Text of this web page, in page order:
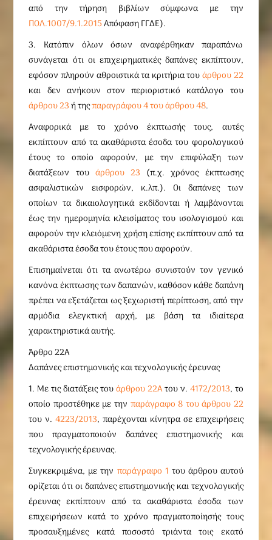
από την τήρηση βιβλίων σύμφωνα με την
ΠΟΛ.1007/9.1.2015Απόφαση ΓΓΔΕ).
3. Κατόπιν όλων όσων αναφέρθηκαν παραπάνω
συνάγεται ότι οι επιχειρηματικές δαπάνες εκπίπτουν,
εφόσον πληρούν αθροιστικά τα κριτήρια τουάρθρου 22
και δεν ανήκουν στον περιοριστικό κατάλογο του
άρθρου 23ή τηςπαραγράφου 4 του άρθρου 48.
Αναφορικά με το χρόνο έκπτωσής τους, αυτές
εκπίπτουν από τα ακαθάριστα έσοδα του φορολογικού
έτους το οποίο αφορούν, με την επιφύλαξη των
διατάξεων του άρθρου 23 (π.χ. χρόνος έκπτωσης
ασφαλιστικών εισφορών, κ.λπ.). Οι δαπάνες των
οποίων τα δικαιολογητικά εκδίδονται ή λαμβάνονται
έως την ημερομηνία κλεισίματος του ισολογισμού και
αφορούν την κλειόμενη χρήση επίσης εκπίπτουν από τα
ακαθάριστα έσοδα του έτους που αφορούν.
Επισημαίνεται ότι τα ανωτέρω συνιστούν τον γενικό
κανόνα έκπτωσης των δαπανών, καθόσον κάθε δαπάνη
πρέπει να εξετάζεται ως ξεχωριστή περίπτωση, από την
αρμόδια ελεγκτική αρχή, με βάση τα ιδιαίτερα
χαρακτηριστικά αυτής.
Άρθρο 22Α
Δαπάνες επιστημονικής και τεχνολογικής έρευνας
1. Με τις διατάξεις τουάρθρου 22Ατου ν. 4172/2013, το
οποίο προστέθηκε με την παράγραφο 8 του άρθρου 22
του ν.4223/2013, παρέχονται κίνητρα σε επιχειρήσεις
που πραγματοποιούν δαπάνες επιστημονικής και
τεχνολογικής έρευνας.
Συγκεκριμένα, με την παράγραφο 1 του άρθρου αυτού
ορίζεται ότι οι δαπάνες επιστημονικής και τεχνολογικής
έρευνας εκπίπτουν από τα ακαθάριστα έσοδα των
επιχειρήσεων κατά το χρόνο πραγματοποίησής τους
προσαυξημένες κατά ποσοστό τριάντα τοις εκατό